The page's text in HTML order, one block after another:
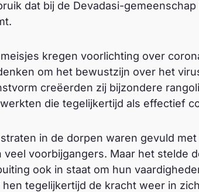
dat bij de Devadasi-
kregen voorlichting over
om het bewustzijn over het
creëerden zij bijzondere
die tegelijkertijd als effectief
in de dorpen waren gevuld
veel voorbijgangers. Maar het stelde
ook in staat om hun
hen tegelijkertijd de kracht weer in